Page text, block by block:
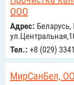
ООО
Адрес:
Тел.: +8 (029)
МирСанБел,